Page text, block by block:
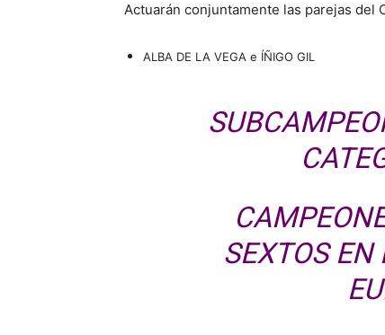
Actuarán conjuntamente las parejas del
ALBA DE LA VEGA e ÍÑIGO GIL
SEXTOS EN